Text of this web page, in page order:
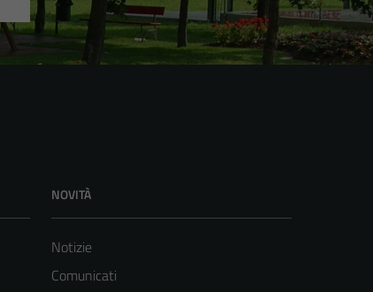
NOVITÀ
Notizie
Comunicati